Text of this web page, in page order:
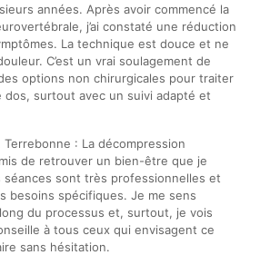
années. Après avoir commencé la
j’ai constaté une réduction
La technique est douce et ne
C’est un vrai soulagement de
options non chirurgicales pour traiter
dos, surtout avec un suivi adapté et
: La décompression
de retrouver un bien-être que je
séances sont très professionnelles et
besoins spécifiques. Je me sens
du processus et, surtout, je vois
à tous ceux qui envisagent ce
sans hésitation.